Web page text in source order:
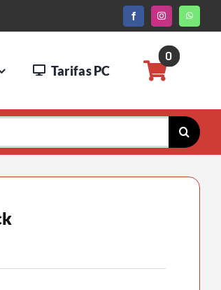
Tarifas PC
0